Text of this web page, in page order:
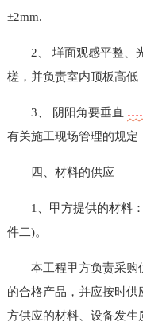
±2mm.
2、 垟面观感平整、
槎，并负责室内顶板高低
3、 阴阳角要垂直
有关施工现场管理的规定
四、材料的供应
1、甲方提供的材料
件二)。
本工程甲方负责采购
的合格产品，并应按时
方供应的材料、设备发生